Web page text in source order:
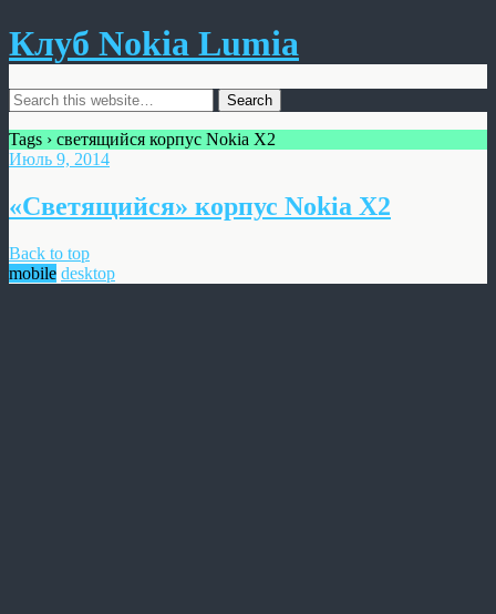
Клуб Nokia Lumia
Tags › светящийся корпус Nokia X2
Июль 9, 2014
«Светящийся» корпус Nokia X2
Back to top
mobile desktop